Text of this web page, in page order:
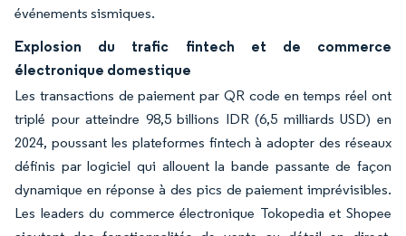
événements sismiques.
Explosion du trafic fintech et de commerce
électronique domestique
Les transactions de paiement par QR code en temps réel ont
triplé pour atteindre 98,5 billions IDR (6,5 milliards USD) en
2024, poussant les plateformes fintech à adopter des réseaux
définis par logiciel qui allouent la bande passante de façon
dynamique en réponse à des pics de paiement imprévisibles.
Les leaders du commerce électronique Tokopedia et Shopee